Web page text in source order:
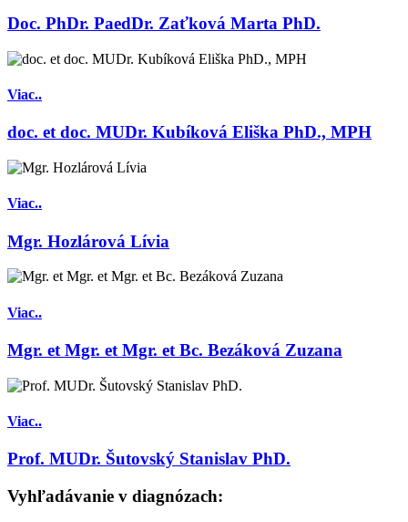
Doc. PhDr. PaedDr. Zaťková Marta PhD.
Viac..
doc. et doc. MUDr. Kubíková Eliška PhD., MPH
Viac..
Mgr. Hozlárová Lívia
Viac..
Mgr. et Mgr. et Mgr. et Bc. Bezáková Zuzana
Viac..
Prof. MUDr. Šutovský Stanislav PhD.
Vyhľadávanie v diagnózach: